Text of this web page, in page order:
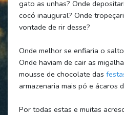
gato as unhas? Onde
cocó inaugural? Onde
vontade de rir desse?
Onde melhor se enfiaria o
Onde haviam de cair as
mousse de chocolate das
armazenaria mais pó e ácaros
Por todas estas e muitas